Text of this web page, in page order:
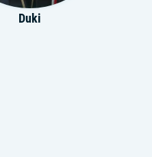
Duki